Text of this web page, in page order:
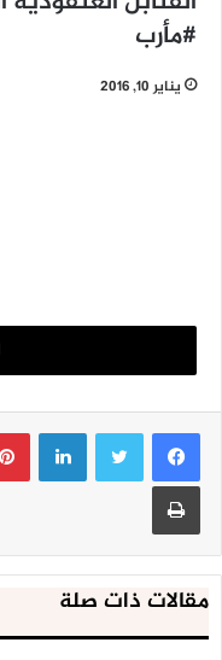
#مأرب
يناير 10, 2016
طباعة
مقالات ذات صلة